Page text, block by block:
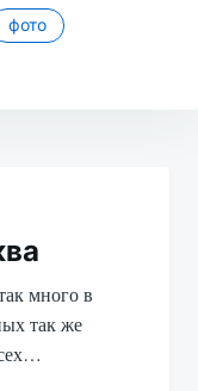
фото
много в
так же